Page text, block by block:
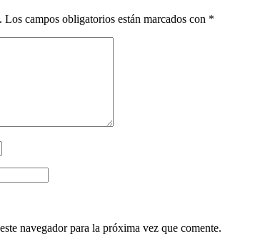
Los campos obligatorios están marcados con *
navegador para la próxima vez que comente.